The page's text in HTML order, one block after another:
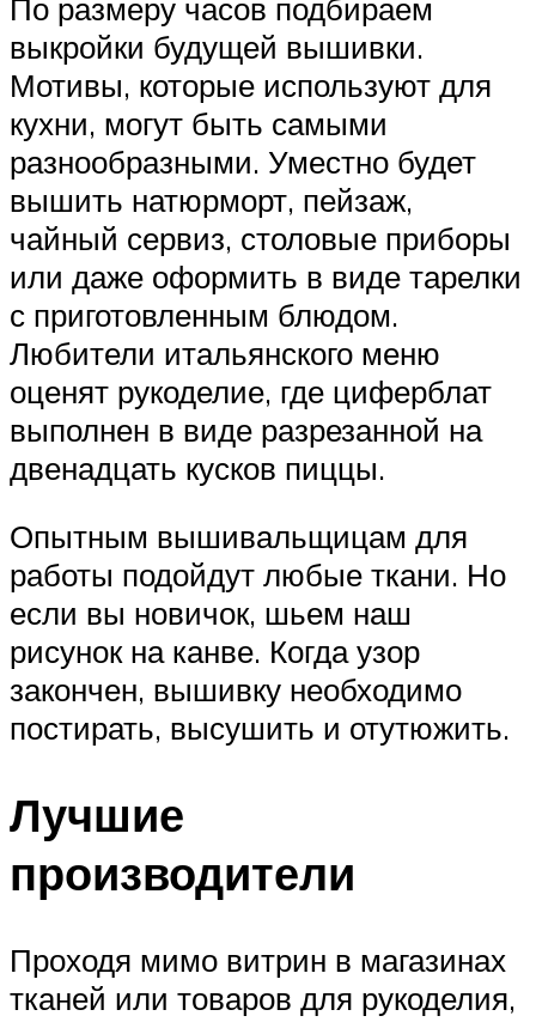
По размеру часов подбираем
выкройки будущей вышивки.
Мотивы, которые используют для
кухни, могут быть самыми
разнообразными. Уместно будет
вышить натюрморт, пейзаж,
чайный сервиз, столовые приборы
или даже оформить в виде тарелки
с приготовленным блюдом.
Любители итальянского меню
оценят рукоделие, где циферблат
выполнен в виде разрезанной на
двенадцать кусков пиццы.
Опытным вышивальщицам для
работы подойдут любые ткани. Но
если вы новичок, шьем наш
рисунок на канве. Когда узор
закончен, вышивку необходимо
постирать, высушить и отутюжить.
Лучшие
производители
Проходя мимо витрин в магазинах
тканей или товаров для рукоделия,